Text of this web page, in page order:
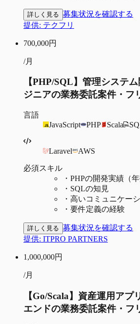
詳しく見る 募集状況を確認する
提供: テクフリ
700,000円
/月
【PHP/SQL】管理システ
ジニアの業務委託案件・フ
言語
JavaScript
PHP Scala
Laravel AWS
必須スキル
・ PHPの開発実績（
・ SQLの知見
・ 高いコミュニケー
・ 要件定義の経験
詳しく見る 募集状況を確認する
提供: ITPRO PARTNERS
1,000,000円
/月
【Go/Scala】資産運用アプ
エンドの業務委託案件・フ